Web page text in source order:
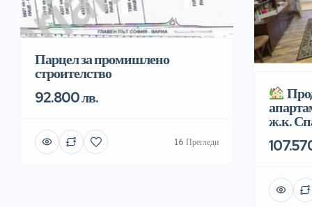
Парцел за промишлено
строителство
92.800 лв.
16 Прегледи
ж.к.